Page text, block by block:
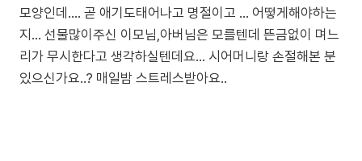
모양인데.... 곧 애기도태어나고 명절이고 ... 어떻게해야하는
지... 선물많이주신 이모님,아버님은 모를텐데 뜬금없이 며느
리가 무시한다고 생각하실텐데요... 시어머니랑 손절해본 분
있으신가요..? 매일밤 스트레스받아요..